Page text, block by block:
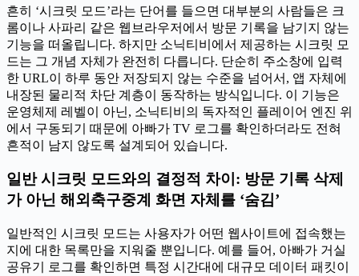
흔히 ‘시크릿 모드’라는 단어를 들으면 대부분의 사람들은 크
롬이나 사파리 같은 웹브라우저에서 방문 기록을 남기지 않는
기능을 떠올립니다. 하지만 소닉티비에서 제공하는 시크릿 모
드는 그 개념 자체가 완전히 다릅니다. 단순히 주소창에 입력
한 URL이 하루 동안 저장되지 않는 수준을 넘어서, 앱 자체에
내장된 물리적 차단 계층이 동작하는 방식입니다. 이 기능은
운영체제 레벨이 아닌, 소닉티비의 독자적인 플레이어 엔진 위
에서 구동되기 때문에 아빠가 TV 로그를 확인하더라도 전혀
흔적이 남지 않도록 설계되어 있습니다.
일반 시크릿 모드와의 결정적 차이: 방문 기록 삭제
가 아닌 해외축구중계 화면 자체를 ‘숨김’
일반적인 시크릿 모드는 사용자가 어떤 웹사이트에 접속했는
지에 대한 목록만을 지워줄 뿐입니다. 예를 들어, 아빠가 거실
공유기 로그를 확인하면 특정 시간대에 대규모 데이터 패킷이